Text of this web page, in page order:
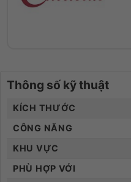
Thông số kỹ thuật
KÍCH THƯỚC
CÔNG NĂNG
KHU VỰC
PHÙ HỢP VỚI